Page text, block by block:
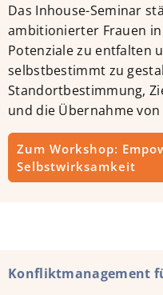
Das Inhouse-Seminar
ambitionierter Frauen
Potenziale zu entfalten
selbstbestimmt zu
Standortbestimmung,
und die Übernahme
Zum Workshop:
Selbstwirksamkeit
Konfliktmanagement